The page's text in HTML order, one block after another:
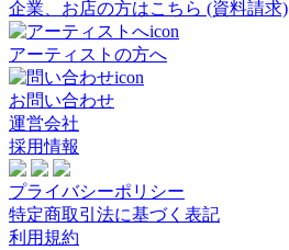
企業、お店の方はこちら (資料請求)
アーティストの方へ
お問い合わせ
運営会社
採用情報
プライバシーポリシー
特定商取引法に基づく表記
利用規約